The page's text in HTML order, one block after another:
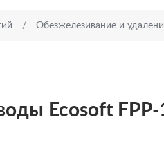
Обезжелезивание и
Ecosoft